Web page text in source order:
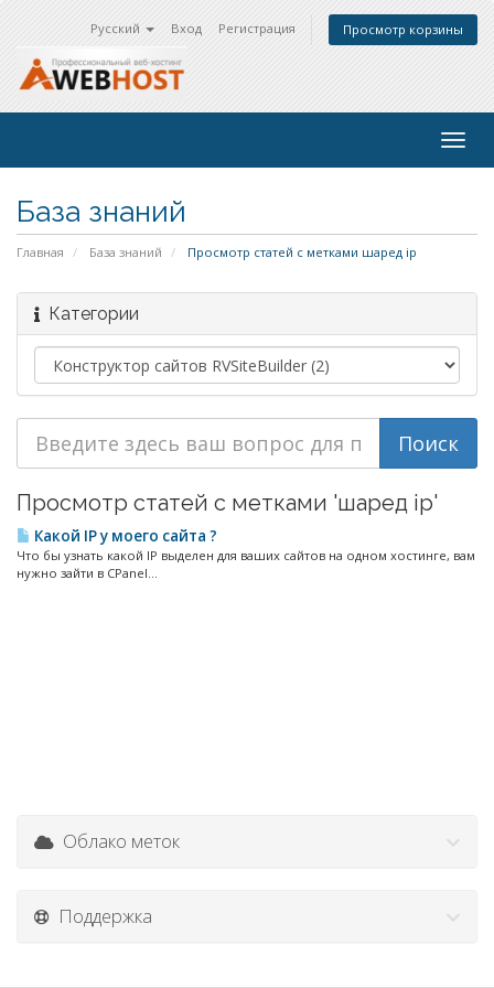
Русский Вход Регистрация Просмотр корзины
База знаний
Главная База знаний Просмотр статей с метками шаред ip
Категории
Просмотр статей с метками 'шаред ip'
Какой IP у моего сайта ?
Что бы узнать какой IP выделен для ваших сайтов на одном хостинге, вам
нужно зайти в CPanel...
Облако меток
Поддержка